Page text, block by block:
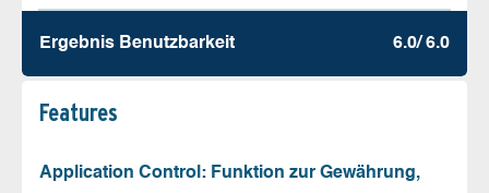
Ergebnis Benutz­barkeit 6.0/ 6.0
Features
Application Control: Funktion zur Gewährung,